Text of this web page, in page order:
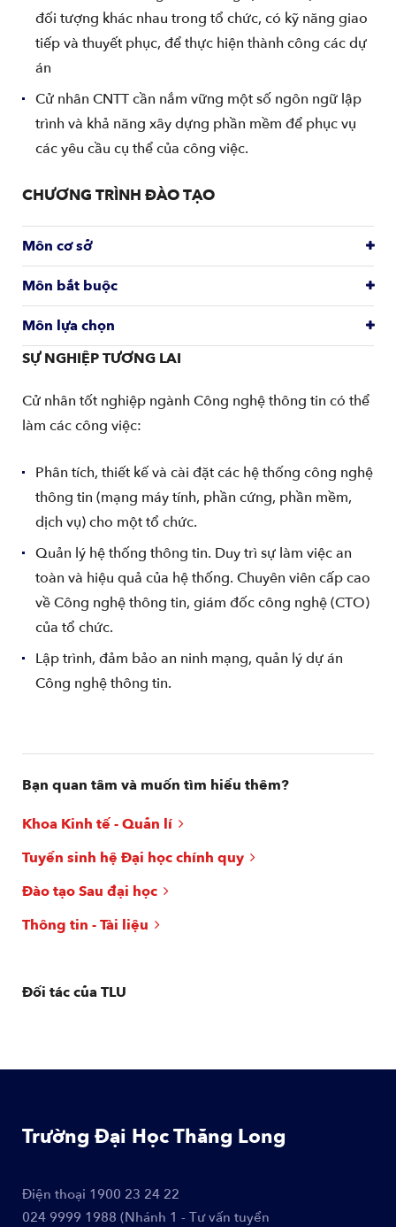
đối tượng khác nhau trong tổ chức, có kỹ năng giao
tiếp và thuyết phục, để thực hiện thành công các dự
án
Cử nhân CNTT cần nắm vững một số ngôn ngữ lập
trình và khả năng xây dựng phần mềm để phục vụ
các yêu cầu cụ thể của công việc.
CHƯƠNG TRÌNH ĐÀO TẠO
Môn cơ sở
Môn bắt buộc
Môn lựa chọn
SỰ NGHIỆP TƯƠNG LAI
Cử nhân tốt nghiệp ngành Công nghệ thông tin có thể
làm các công việc:
Phân tích, thiết kế và cài đặt các hệ thống công nghệ
thông tin (mạng máy tính, phần cứng, phần mềm,
dịch vụ) cho một tổ chức.
Quản lý hệ thống thông tin. Duy trì sự làm việc an
toàn và hiệu quả của hệ thống. Chuyên viên cấp cao
về Công nghệ thông tin, giám đốc công nghệ (CTO)
của tổ chức.
Lập trình, đảm bảo an ninh mạng, quản lý dự án
Công nghệ thông tin.
Bạn quan tâm và muốn tìm hiểu thêm?
Khoa Kinh tế - Quản lí
Tuyển sinh hệ Đại học chính quy
Đào tạo Sau đại học
Thông tin - Tài liệu
Đối tác của TLU
Trường Đại Học Thăng Long
Điện thoại 1900 23 24 22
024 9999 1988 (Nhánh 1 - Tư vấn tuyển